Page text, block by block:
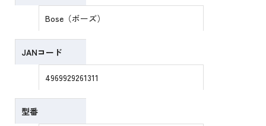
Bose（ボーズ）
JANコード
4969929261311
型番